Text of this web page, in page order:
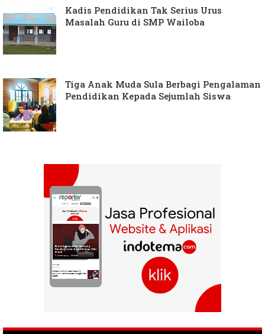
Kadis Pendidikan Tak Serius Urus
Masalah Guru di SMP Wailoba
Tiga Anak Muda Sula Berbagi Pengalaman
Pendidikan Kepada Sejumlah Siswa